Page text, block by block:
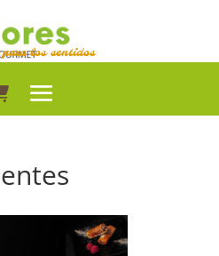
los sentidos